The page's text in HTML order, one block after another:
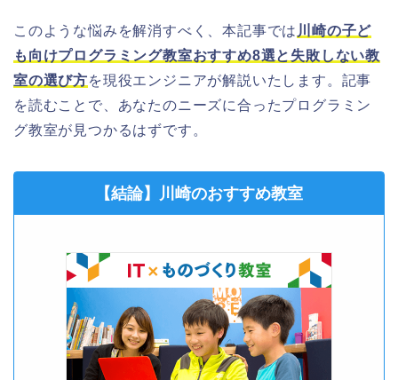
このような悩みを解消すべく、本記事では 川崎の子ど
も向けプログラミング教室おすすめ8選と失敗しない教
室の選び方を現役エンジニアが解説いたします。記事
を読むことで、あなたのニーズに合ったプログラミン
グ教室が見つかるはずです。
【結論】川崎のおすすめ教室